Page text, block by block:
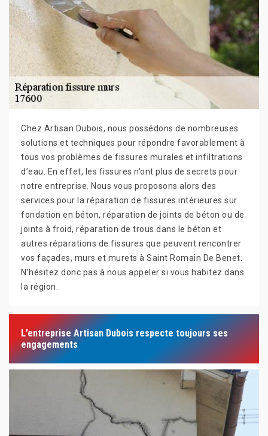
Chez Artisan Dubois, nous possédons de nombreuses
solutions et techniques pour répondre favorablement à
tous vos problèmes de fissures murales et infiltrations
d’eau. En effet, les fissures n’ont plus de secrets pour
notre entreprise. Nous vous proposons alors des
services pour la réparation de fissures intérieures sur
fondation en béton, réparation de joints de béton ou de
joints à froid, réparation de trous dans le béton et
autres réparations de fissures que peuvent rencontrer
vos façades, murs et murets à Saint Romain De Benet.
N’hésitez donc pas à nous appeler si vous habitez dans
la région.
L’entreprise Artisan Dubois respecte toujours ses
engagements